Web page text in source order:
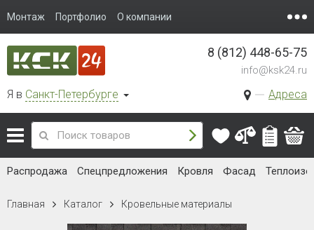
Монтаж Портфолио О компании
Я в Санкт-Петербурге Адреса
8 (812) 448-65-75
info@ksk24.ru
Распродажа Спецпредложения Кровля Фасад
Главная Каталог Кровельные материалы